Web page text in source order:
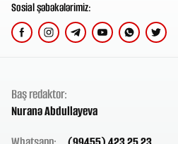
Sosial şəbəkələrimiz:
Baş redaktor:
Nuranə Abdullayeva